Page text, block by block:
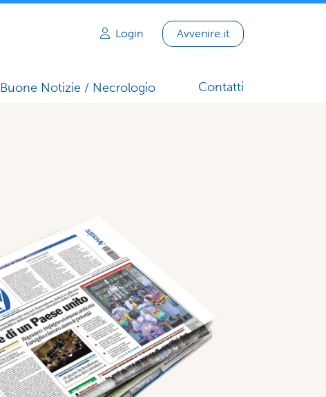
Login Avvenire.it
Buone Notizie / Necrologio Contatti